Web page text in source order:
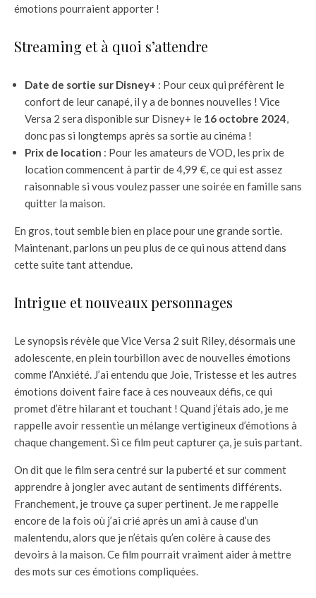
émotions pourraient apporter !
Streaming et à quoi s’attendre
Date de sortie sur Disney+ : Pour ceux qui préfèrent le
confort de leur canapé, il y a de bonnes nouvelles ! Vice
Versa 2 sera disponible sur Disney+ le 16 octobre 2024,
donc pas si longtemps après sa sortie au cinéma !
Prix de location : Pour les amateurs de VOD, les prix de
location commencent à partir de 4,99 €, ce qui est assez
raisonnable si vous voulez passer une soirée en famille sans
quitter la maison.
En gros, tout semble bien en place pour une grande sortie.
Maintenant, parlons un peu plus de ce qui nous attend dans
cette suite tant attendue.
Intrigue et nouveaux personnages
Le synopsis révèle que Vice Versa 2 suit Riley, désormais une
adolescente, en plein tourbillon avec de nouvelles émotions
comme l’Anxiété. J’ai entendu que Joie, Tristesse et les autres
émotions doivent faire face à ces nouveaux défis, ce qui
promet d’être hilarant et touchant ! Quand j’étais ado, je me
rappelle avoir ressentie un mélange vertigineux d’émotions à
chaque changement. Si ce film peut capturer ça, je suis partant.
On dit que le film sera centré sur la puberté et sur comment
apprendre à jongler avec autant de sentiments différents.
Franchement, je trouve ça super pertinent. Je me rappelle
encore de la fois où j’ai crié après un ami à cause d’un
malentendu, alors que je n’étais qu’en colère à cause des
devoirs à la maison. Ce film pourrait vraiment aider à mettre
des mots sur ces émotions compliquées.